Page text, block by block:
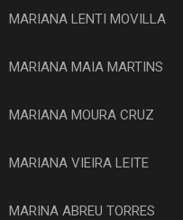
MARIANA LENTI MOVILLA
MARIANA MAIA MARTINS
MARIANA MOURA CRUZ
MARIANA VIEIRA LEITE
MARINA ABREU TORRES